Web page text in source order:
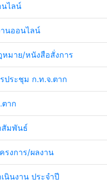
นไลน์
นออนไลน์
หมาย/หนังสือสั่งการ
ประชุม ก.ท.จ.ตาก
าก
สัมพันธ์
รงการ/ผลงาน
นินงาน ประจำปี